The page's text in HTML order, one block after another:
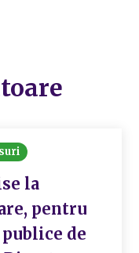
la
pentru
de